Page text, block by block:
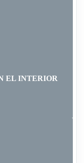
EL INTERIOR